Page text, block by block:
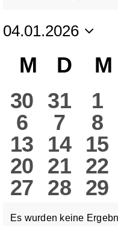
04.01.2026
wählen.
Kalender
von
M Montag
D M
0
30
0
31
0
1
0
6
0
7
0
8
0
13
0
14
0
15
0
20
0
21
0
22
0
27
0
28
0
29
Es wurden keine